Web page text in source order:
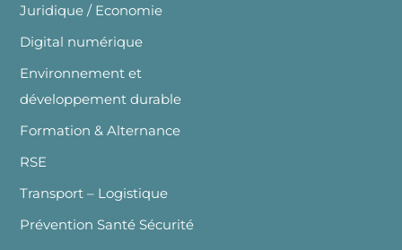
Juridique / Economie
Digital numérique
Environnement et
développement durable
Formation & Alternance
RSE
Transport – Logistique
Prévention Santé Sécurité